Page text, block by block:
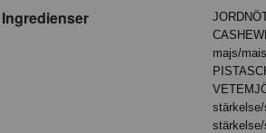
Ingredienser
JORDNÖTTER/JORDNØDDER/PEANØTTER (38%),
majs/